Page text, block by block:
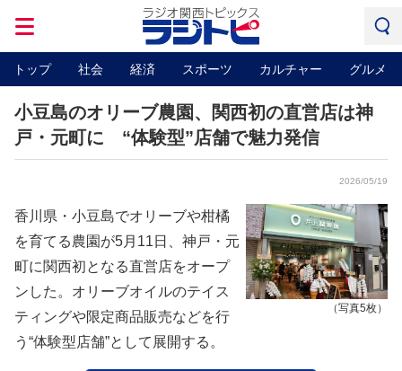
トップ 社会 経済 スポーツ カルチャー グルメ
小豆島のオリーブ農園、関西初の直営店は神
戸・元町に “体験型”店舗で魅力発信
2026/05/19
（写真5枚）
香川県・小豆島でオリーブや柑橘
を育てる農園が5月11日、神戸・元
町に関西初となる直営店をオープ
ンした。オリーブオイルのテイス
ティングや限定商品販売などを行
う“体験型店舗”として展開する。